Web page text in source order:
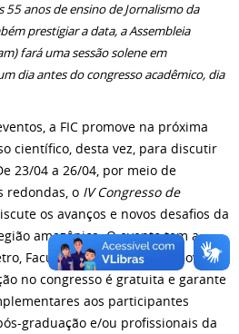
55 anos de ensino de Jornalismo da
prestigiar a data, a Assembleia
fará uma sessão solene em
dia antes do congresso acadêmico, dia
a FIC promove na próxima
científico, desta vez, para discutir
23/04 a 26/04, por meio de
redondas, o IV Congresso de
os avanços e novos desafios da
amazônica. O evento tem a
Faculdade Boas Novas e Governo
no congresso é gratuita e garante
aos participantes
graduação e/ou profissionais da